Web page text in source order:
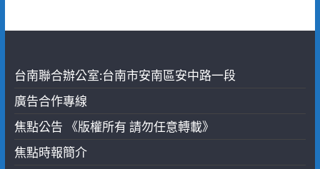
台南聯合辦公室:台南市安南區安中路一段
廣告合作專線
焦點公告 《版權所有 請勿任意轉載》
焦點時報簡介